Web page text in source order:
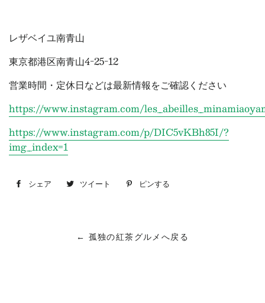
レザベイユ南青山
東京都港区南青山4-25-12
営業時間・定休日などは最新情報をご確認ください
https://www.instagram.com/
https://www.instagram.com/p/DIC5vKBh85I/?
img_index=1
シェア
Facebookツイート
Twitter
稿
ピンする
ン
← 孤独の紅茶グルメへ戻る